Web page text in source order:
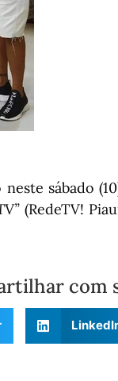
sábado
(RedeTV!
com